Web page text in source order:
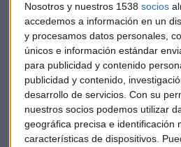
Nosotros y nuestros 1538 socios
accedemos a información en un
y procesamos datos personales,
únicos e información estándar
para publicidad y contenido
publicidad y contenido,
desarrollo de servicios. Con su
nuestros socios podemos utilizar
geográfica precisa e identificación
características de dispositivos.
A ello, además, se le une, según
entre 9 y 11 días en aprobar las
llegando".